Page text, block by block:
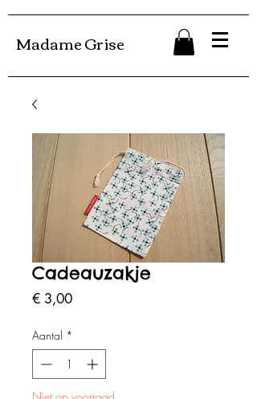
Madame Grise
Cadeauzakje
€ 3,00Prijs
Aantal *